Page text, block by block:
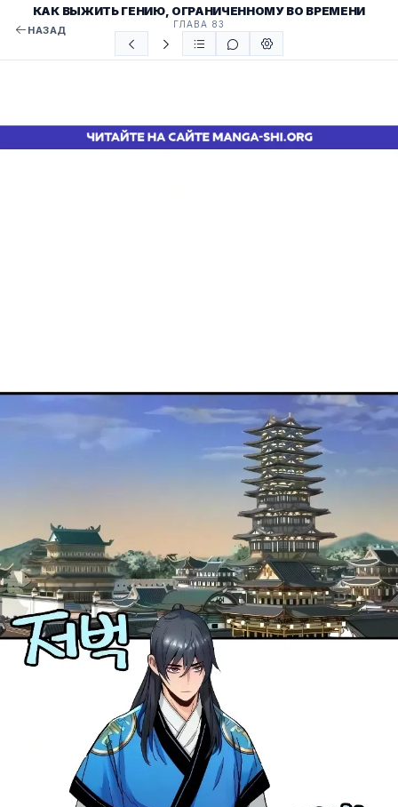
НАЗАД
КАК ВЫЖИТЬ ГЕНИЮ, ОГРАНИЧЕННОМУ ВО ВРЕМЕНИ
ГЛАВА 83